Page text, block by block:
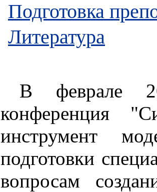
Подготовка
Литература
В феврале
конференция
инструмент
подготовки
вопросам